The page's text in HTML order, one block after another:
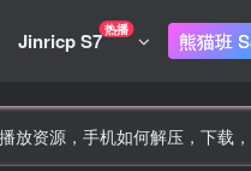
Jinricp S7热播 熊猫班
放资源，手机如何解压，下载